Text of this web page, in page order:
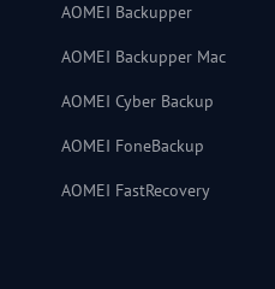
AOMEI Backupper
AOMEI Backupper Mac
AOMEI Cyber Backup
AOMEI FoneBackup
AOMEI FastRecovery